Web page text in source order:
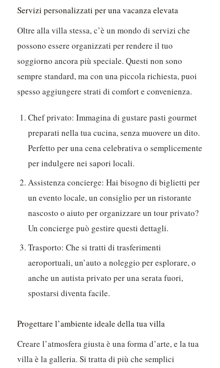
Servizi personalizzati per una vacanza elevata
Oltre alla villa stessa, c’è un mondo di servizi che
possono essere organizzati per rendere il tuo
soggiorno ancora più speciale. Questi non sono
sempre standard, ma con una piccola richiesta, puoi
spesso aggiungere strati di comfort e convenienza.
Chef privato: Immagina di gustare pasti gourmet
preparati nella tua cucina, senza muovere un dito.
Perfetto per una cena celebrativa o semplicemente
per indulgere nei sapori locali.
Assistenza concierge: Hai bisogno di biglietti per
un evento locale, un consiglio per un ristorante
nascosto o aiuto per organizzare un tour privato?
Un concierge può gestire questi dettagli.
Trasporto: Che si tratti di trasferimenti
aeroportuali, un’auto a noleggio per esplorare, o
anche un autista privato per una serata fuori,
spostarsi diventa facile.
Progettare l’ambiente ideale della tua villa
Creare l’atmosfera giusta è una forma d’arte, e la tua
villa è la galleria. Si tratta di più che semplici